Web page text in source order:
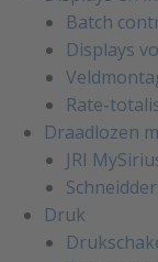
Batch
Displays
Rate-
Draadlozen
JRI
Druk